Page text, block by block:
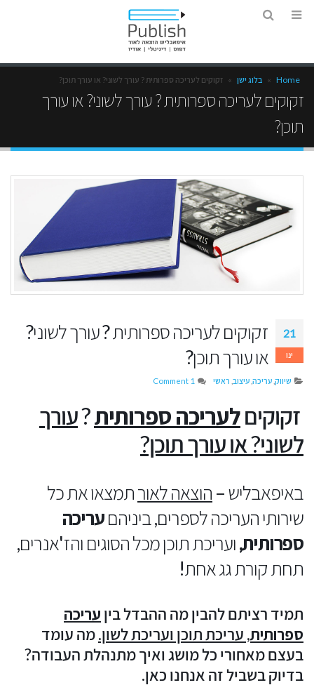
Home
» בלוג ישן » זקוקים לעריכה ספרותית ? עורך לשוני? או עורך תוכן?
זקוקים לעריכה ספרותית ? עורך לשוני? או עורך
תוכן?
21
ינו
זקוקים לעריכה ספרותית ? עורך לשוני?
או עורך תוכן?
שיווק, עריכה, עיצוב, ראשי 1 Comment
זקוקיםלעריכה ספרותית?עורך
לשוני? או עורך תוכן?
באיפאבליש – הוצאה לאורתמצאו את כל
שירותי העריכה לספרים, ביניהםעריכה
ספרותית,ועריכת תוכן מכל הסוגים והז'אנרים,
תחת קורת גג אחת!
תמיד רציתם להבין מה ההבדל בין עריכה
ספרותית, עריכת תוכן ועריכת לשון.מה עומד
בעצם מאחורי כל מושג ואיך מתנהלת העבודה?
בדיוק בשביל זה אנחנו כאן.